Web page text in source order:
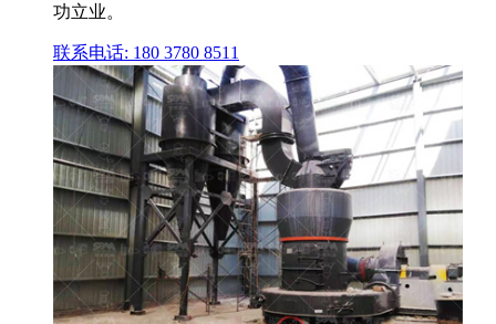
功立业。
联系电话: 180 3780 8511